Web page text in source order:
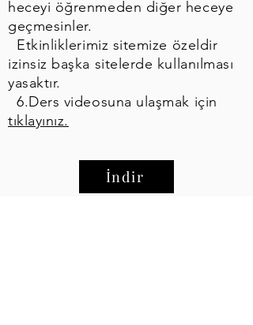
heceyi öğrenmeden diğer heceye
geçmesinler.
Etkinliklerimiz sitemize özeldir
izinsiz başka sitelerde kullanılması
yasaktır.
6.Ders videosuna ulaşmak için
tıklayınız.
İndir